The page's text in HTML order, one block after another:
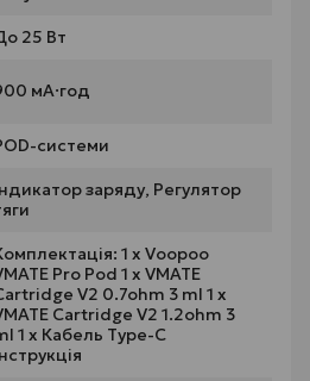
25 Вт
мА·год
системи
заряду, Регулятор
1 х Voopoo
Pro Pod 1 х VMATE
V2 0.7ohm 3 ml 1 х
Cartridge V2 1.2ohm 3
1 х Кабель Type-C